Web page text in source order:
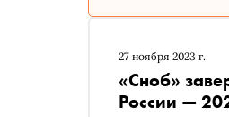
27 ноября 2023 г.
«Сноб»
России —